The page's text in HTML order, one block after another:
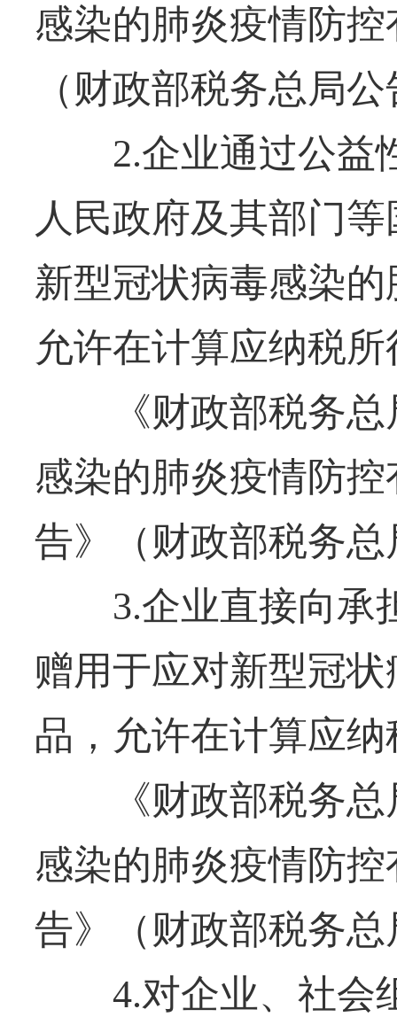
感染的肺炎疫情防
（财政部税务总局
2.企业通过公益
人民政府及其部门
新型冠状病毒感染
允许在计算应纳税
《财政部税务总
感染的肺炎疫情防
告》（财政部税务
3.企业直接向承
赠用于应对新型冠
品，允许在计算应
《财政部税务总
感染的肺炎疫情防
告》（财政部税务
4.对企业、社会